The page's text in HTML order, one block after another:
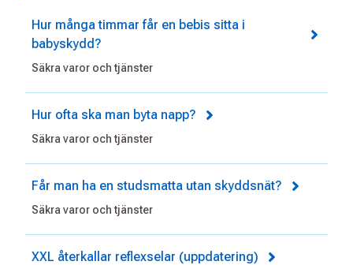
Hur många timmar får en bebis sitta i
babyskydd?
Säkra varor och tjänster
Hur ofta ska man byta napp?
Säkra varor och tjänster
Får man ha en studsmatta utan skyddsnät?
Säkra varor och tjänster
XXL återkallar reflexselar (uppdatering)